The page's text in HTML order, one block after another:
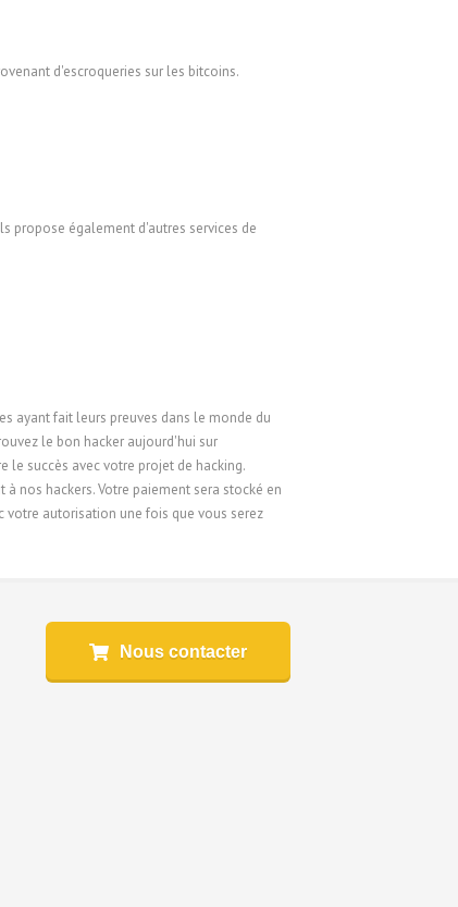
d'escroqueries sur les bitcoins.
propose également d'autres services de
ayant fait leurs preuves dans le monde du
le bon hacker aujourd'hui sur
le succès avec votre projet de hacking.
nos hackers. Votre paiement sera stocké en
autorisation une fois que vous serez
Nous contacter